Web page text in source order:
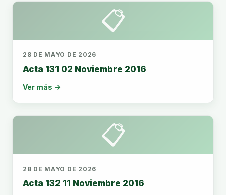
📋
28 DE MAYO DE 2026
Acta 131 02 Noviembre 2016
Ver más →
📋
28 DE MAYO DE 2026
Acta 132 11 Noviembre 2016